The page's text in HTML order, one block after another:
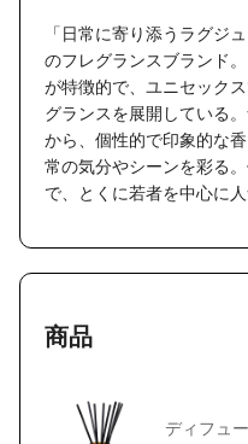
「日常に寄り添うラグジ
のフレグランスブランド
が特徴的で、ユニセック
グランスを展開している
から、個性的で印象的な
常の気分やシーンを彩る
で、とくに若者を中心に人
商品
ディフュ